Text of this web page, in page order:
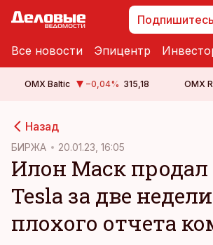
Все новости Эпицентр
OMX Baltic −0,04% 315,18 OMX
Назад
БИРЖА 20.01.23, 16:05
Илон Маск
Tesla за две
плохого отчета